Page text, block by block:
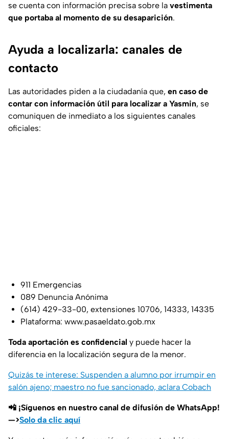
se cuenta con información precisa sobre la vestimenta
que portaba al momento de su desaparición.
Ayuda a localizarla: canales de
contacto
Las autoridades piden a la ciudadanía que, en caso de
contar con información útil para localizar a Yasmin, se
comuniquen de inmediato a los siguientes canales
oficiales:
911 Emergencias
089 Denuncia Anónima
(614) 429-33-00, extensiones 10706, 14333, 14335
Plataforma: www.pasaeldato.gob.mx
Toda aportación es confidencial y puede hacer la
diferencia en la localización segura de la menor.
Quizás te interese: Suspenden a alumno por irrumpir en
salón ajeno; maestro no fue sancionado, aclara Cobach
📲 ¡Síguenos en nuestro canal de difusión de WhatsApp!
—>Solo da clic aquí